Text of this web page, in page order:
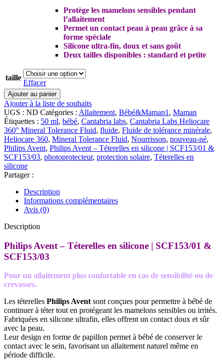
Protège les mamelons sensibles pendant
l’allaitement
Permet un contact peau à peau grâce à sa
forme spéciale
Silicone ultra-fin, doux et sans goût
Deux tailles disponibles : standard et petite
taille
Effacer
quantité
de
Philips
Avent
Téterelle
Ajouter au panier
Ajouter à la liste de souhaits
UGS : ND Catégories : Allaitement, Bébé&Maman1 , Maman
Étiquettes : 50 ml, bébé, Cantabria labs, Cantabria Labs Heliocare
360° Mineral Tolerance Fluid, fluide, Fluide de tolérance minérale,
Heliocare 360, Mineral Tolerance Fluid, Nourrisson, nouveau-né,
Philips Avent, Philips Avent – Téterelles en silicone | SCF153/01 &
SCF153/03, photoprotecteur, protection solaire, Téterelles en
silicone
Partager :
Description
Informations complémentaires
Avis (0)
Description
Philips Avent – Téterelles en silicone | SCF153/01 &
SCF153/03
Pour un allaitement plus confortable en cas de sensibilité ou de
crevasses.
Les téterelles Philips Avent sont conçues pour permettre à bébé de
continuer à téter tout en protégeant les mamelons sensibles ou irrités.
Fabriquées en silicone ultrafin, elles offrent un contact doux et sûr
avec la peau.
Leur design en forme de papillon permet à bébé de conserver le
contact avec le sein, favorisant un allaitement naturel même en
période difficile.